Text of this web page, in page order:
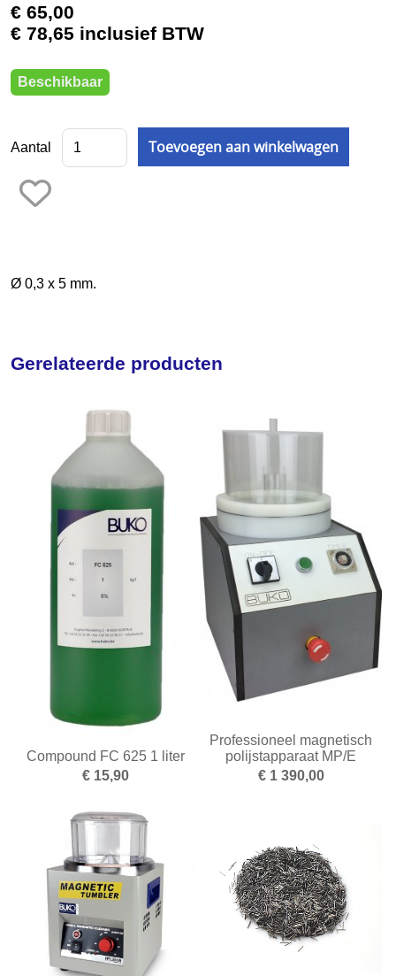
Borstels
Einde reeks
Emailleren
Fournituren
Frezen
Hangmotoren en toebehoren
Klemsystemen
Legeringen
Meetinstrumenten
Micromotoren
Microscopen
Nieuwe artikelen
Opleiding
Parelrijgen
Pincetten
Reinigen en drogen
Ringapparatuur
Scharen
Schuren
€ 65,00
€ 78,65 inclusief BTW
Beschikbaar
Aantal
Ø 0,3 x 5 mm.
Gerelateerde producten
Compound FC 625 1 liter
€ 15,90
Professioneel magnetisch
polijstapparaat MP/E
€ 1 390,00